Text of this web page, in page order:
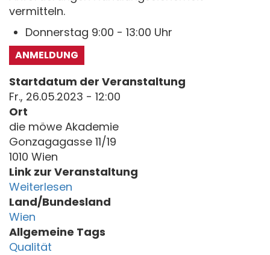
vermitteln.
Donnerstag 9:00 - 13:00 Uhr
ANMELDUNG
Startdatum der Veranstaltung
Fr., 26.05.2023 - 12:00
Ort
die möwe Akademie
Gonzagagasse 11/19
1010 Wien
Link zur Veranstaltung
Weiterlesen
Land/Bundesland
Wien
Allgemeine Tags
Qualität